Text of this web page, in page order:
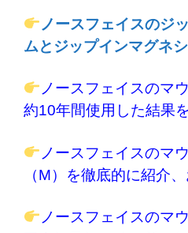
ノースフェイスのジ
ムとジップインマグネ
ノースフェイスのマ
約10年間使用した結果
ノースフェイスのマ
（M）を徹底的に紹介
ノースフェイスのマ